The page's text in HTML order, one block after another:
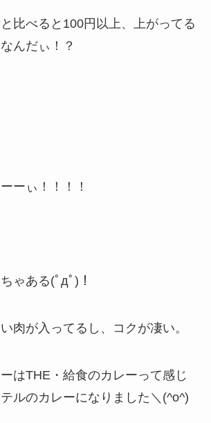
比べると100円以上、上がってる
んだぃ！？
ーぃ！！！！
ゃある(ﾟдﾟ)！
肉が入ってるし、コクが凄い。
はTHE・給食のカレーって感じ
ルのカレーになりました＼(^o^)